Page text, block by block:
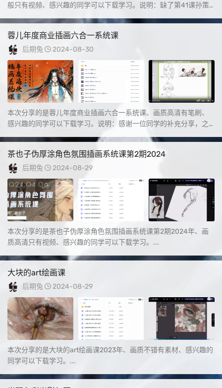
般只有视频、感兴趣的同学可以下载学习。说明：缺了第41课孙策
蓉儿年度商业插画六合一系统课
后期兔 2024-08-30
本次分享的是蓉儿年度商业插画六合一系统课、画质高清有笔刷、
感兴趣的同学可以下载学习。说明：感谢一位同学的补充分享，之
茶也子伪厚涂角色氛围插画系统课第2期2024
后期兔 2024-08-29
本次分享的是茶也子伪厚涂角色氛围插画系统课第2期2024年、画
质高清只有视频、感兴趣的同学可以下载学习。...
大块的art绘画课
后期兔 2024-08-29
本次分享的是大块的art绘画课2023年、画质不错有素材、感兴趣的
同学可以下载学习。...